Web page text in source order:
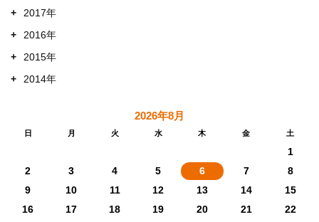
+
2017年
+
2016年
+
2015年
+
2014年
2026年8月
日 月 火 水 木 金 土
1
2
3 4 5 6 7
8
9
10 11 12 13 14
15
16
17 18 19 20 21
22